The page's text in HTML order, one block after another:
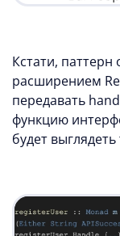
Кстати, паттерн
расширением
передавать
функцию
будет выглядеть